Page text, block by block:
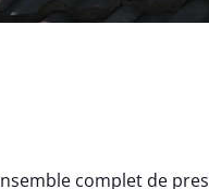
complet de